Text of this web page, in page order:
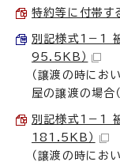
特約等に付帯
別記様式1－1
95.5KB）
（譲渡の時にお
屋の譲渡の場合
別記様式1－1
181.5KB）
（譲渡の時にお